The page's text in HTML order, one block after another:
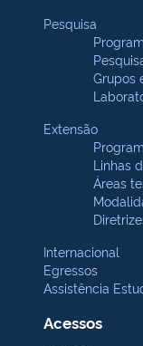
Pesquisa
Grupos
Extensão
Linhas
Áreas
Internacional
Egressos
Assistência
Acessos